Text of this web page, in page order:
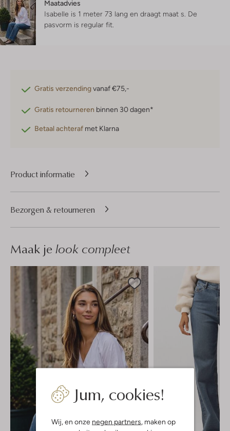
Jum, cookies!
Wij, en onze negen partners, maken op
Maatadvies
Isabelle is 1 meter 73 lang en draagt maat s. De
pasvorm is regular fit
Gratis verzendingvanaf €75,-
Gratis retourneren binnen 30 dagen*
Betaal achteraf met Klarna
Product informatie
Bezorgen & retourneren
Maak je look compleet